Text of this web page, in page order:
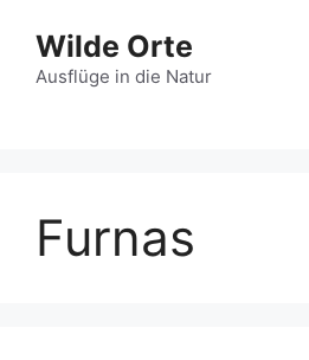
Inhalt
springen
Wilde Orte
Ausflüge in die Natur
Furnas